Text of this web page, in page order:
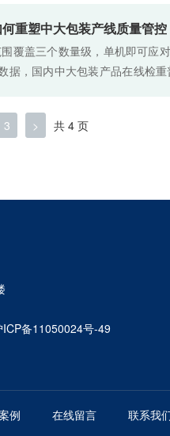
重塑中大包装产线质量管控
覆盖三个数量级，单机即可应
，国内中大包装产品在线检重
3 > 共 4 页
备11050024号-49
例 在线留言 联系我